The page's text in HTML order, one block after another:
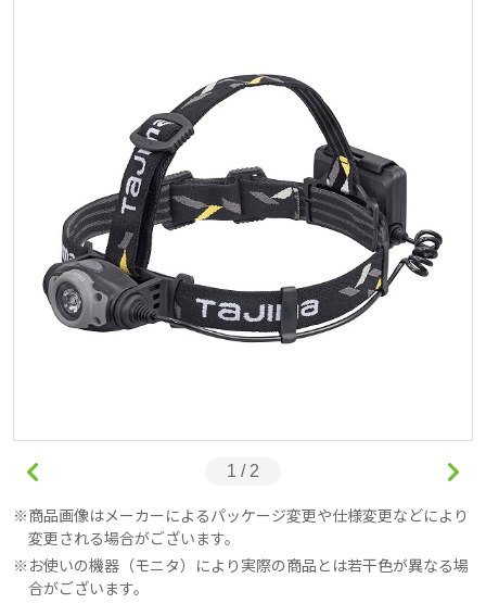
1 / 2
商品画像はメーカーによるパッケージ変更や仕様変更などにより
変更される場合がございます。
お使いの機器（モニタ）により実際の商品とは若干色が異なる場
合がございます。